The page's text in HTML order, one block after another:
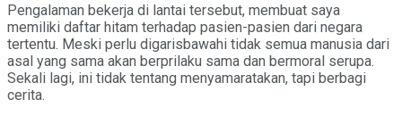
Pengalaman bekerja di lantai tersebut, membuat saya
memiliki daftar hitam terhadap pasien-pasien dari negara
tertentu. Meski perlu digarisbawahi tidak semua manusia dari
asal yang sama akan berprilaku sama dan bermoral serupa.
Sekali lagi, ini tidak tentang menyamaratakan, tapi berbagi
cerita.